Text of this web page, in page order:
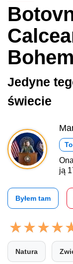
Jedyne
świecie
ją
Byłem tam
Natura